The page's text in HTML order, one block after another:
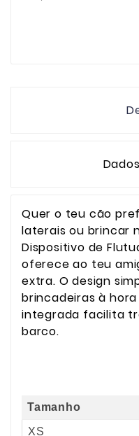
Quer o teu cão
laterais ou brincar
Dispositivo de
oferece ao teu
extra. O design
brincadeiras à
integrada facilita
barco.
Tamanho
XS